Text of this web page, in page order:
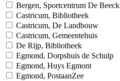
Bergen, Sportcentrum De Beeck
Castricum, Bibliotheek
Castricum, De Landbouw
Castricum, Gemeentehuis
De Rijp, Bibliotheek
Egmond, Dorpshuis de Schulp
Egmond, Huys Egmont
Egmond, PostaanZee